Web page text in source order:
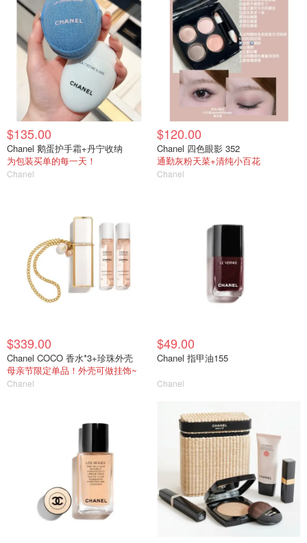
$135.00
Chanel 鹅蛋护手霜+丹宁收纳
为包装买单的每一天！
Chanel
$120.00
Chanel 四色眼影 352
通勤灰粉天菜+清纯小百花
Chanel
$339.00
Chanel COCO 香水*3+珍珠外壳
母亲节限定单品！外壳可做挂饰~
Chanel
$49.00
Chanel 指甲油155
Chanel